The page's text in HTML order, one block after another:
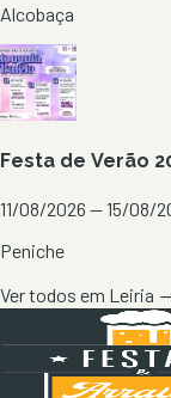
Alcobaça
Festa de Verão
11/08/2026 — 15/08/
Peniche
Ver todos em Leiria